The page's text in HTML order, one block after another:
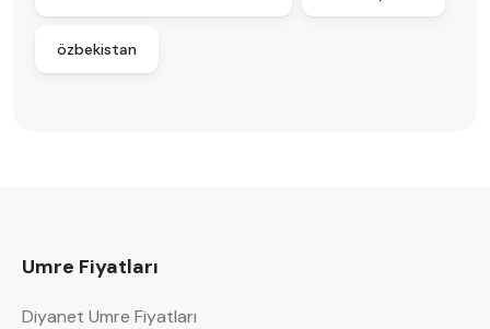
özbekistan
Umre Fiyatları
Diyanet Umre Fiyatları